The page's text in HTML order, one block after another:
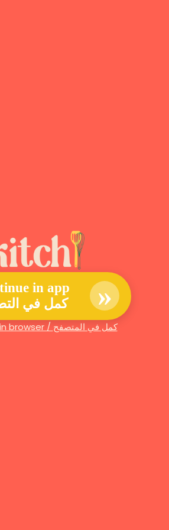
in app
كمل في
»
Continue in browser / كمل في المتصفح